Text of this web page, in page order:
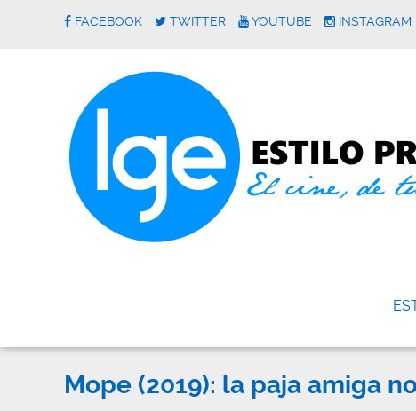
FACEBOOK TWITTER YOUTUBE INSTAGRAM
Mope (2019): la paja amiga